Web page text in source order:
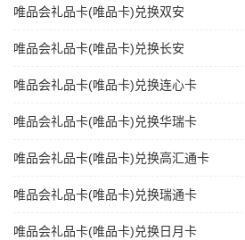
唯品会礼品卡(唯品卡)兑换双安
唯品会礼品卡(唯品卡)兑换长安
唯品会礼品卡(唯品卡)兑换连心卡
唯品会礼品卡(唯品卡)兑换华瑞卡
唯品会礼品卡(唯品卡)兑换高汇通卡
唯品会礼品卡(唯品卡)兑换瑞通卡
唯品会礼品卡(唯品卡)兑换日月卡